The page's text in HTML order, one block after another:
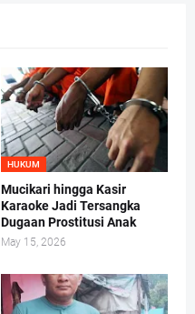
HUKUM
Mucikari hingga Kasir
Karaoke Jadi Tersangka
Dugaan Prostitusi Anak
May 15, 2026